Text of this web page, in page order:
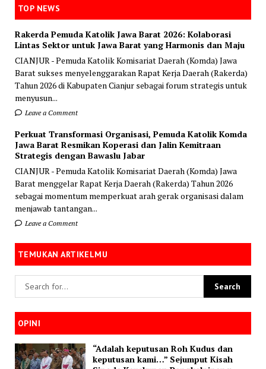
TOP NEWS
Rakerda Pemuda Katolik Jawa Barat 2026: Kolaborasi
Lintas Sektor untuk Jawa Barat yang Harmonis dan Maju
CIANJUR - Pemuda Katolik Komisariat Daerah (Komda) Jawa
Barat sukses menyelenggarakan Rapat Kerja Daerah (Rakerda)
Tahun 2026 di Kabupaten Cianjur sebagai forum strategis untuk
menyusun...
Leave a Comment
Perkuat Transformasi Organisasi, Pemuda Katolik Komda
Jawa Barat Resmikan Koperasi dan Jalin Kemitraan
Strategis dengan Bawaslu Jabar
CIANJUR - Pemuda Katolik Komisariat Daerah (Komda) Jawa
Barat menggelar Rapat Kerja Daerah (Rakerda) Tahun 2026
sebagai momentum memperkuat arah gerak organisasi dalam
menjawab tantangan...
Leave a Comment
TEMUKAN ARTIKELMU
OPINI
“Adalah keputusan Roh Kudus dan
keputusan kami…” Sejumput Kisah